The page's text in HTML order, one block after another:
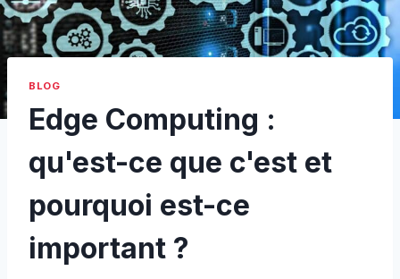
BLOG
Edge Computing :
qu'est-ce que c'est et
pourquoi est-ce
important ?